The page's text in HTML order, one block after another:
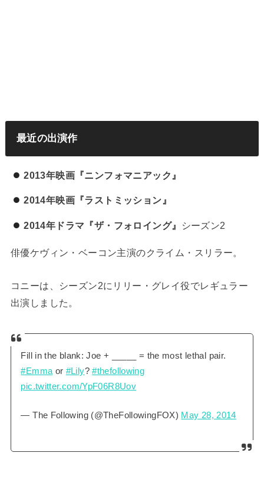
最近の出演作
2013年映画『ニンフォマニアック』
2014年映画『ラストミッション』
2014年ドラマ『ザ・フォロイング』 シーズン2
俳優ケヴィン・ベーコン主演のクライム・スリラー。
コニーは、シーズン2にリリー・グレイ役でレギュラー
出演しました。
Fill in the blank: Joe + _____ = the most lethal pair.
#Emma or #Lily?#thefollowing
pic.twitter.com/YpF06R8Uov
— The Following (@TheFollowingFOX) May 28, 2014